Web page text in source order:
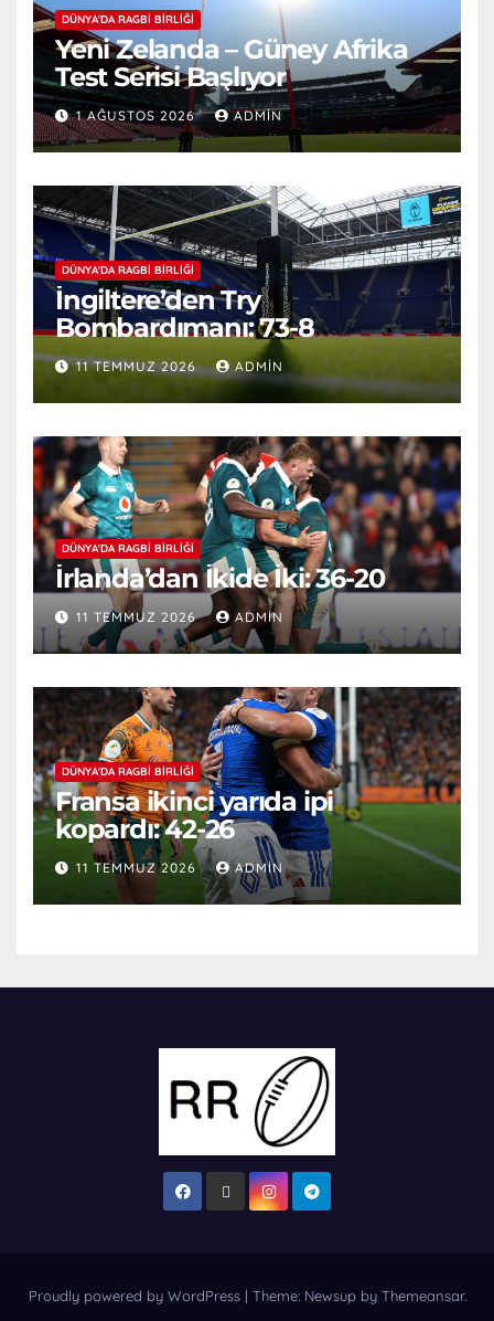
DÜNYA'DA RAGBI BIRLIĞI
Yeni Zelanda – Güney Afrika
Test Serisi Başlıyor
1 AĞUSTOS 2026 ADMIN
DÜNYA'DA RAGBI BIRLIĞI
İngiltere’den Try
Bombardımanı: 73-8
11 TEMMUZ 2026 ADMIN
DÜNYA'DA RAGBI BIRLIĞI
İrlanda’dan İkide İki: 36-20
11 TEMMUZ 2026 ADMIN
DÜNYA'DA RAGBI BIRLIĞI
Fransa ikinci yarıda ipi
kopardı: 42-26
11 TEMMUZ 2026 ADMIN
Proudly powered by WordPress | Theme: Newsup by Themeansar.